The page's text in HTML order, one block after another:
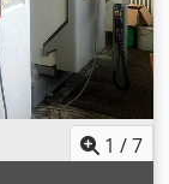
1 /7